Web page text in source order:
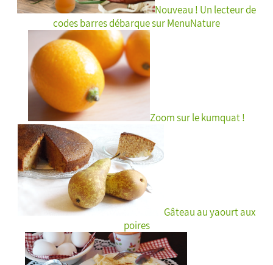
Nouveau ! Un lecteur de
codes barres débarque sur MenuNature
Zoom sur le kumquat !
Gâteau au yaourt aux
poires